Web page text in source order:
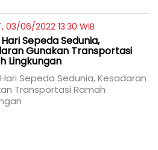
03/06/2022 13:30 WIB
Sepeda Sedunia,
Gunakan Transportasi
Lingkungan
Sepeda Sedunia, Kesadaran
Transportasi Ramah